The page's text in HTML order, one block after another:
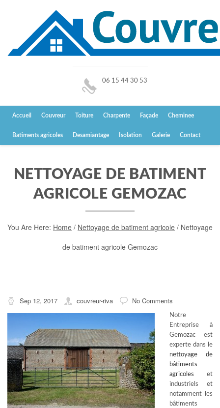
06 15 44 30 53
Accueil Couvreur Toiture Charpente Façade Cheminee
Batiments agricoles Desamiantage Isolation Galerie Contact
NETTOYAGE DE BATIMENT
AGRICOLE GEMOZAC
You Are Here: Home / Nettoyage de batiment agricole / Nettoyage
de batiment agricole Gemozac
Sep 12, 2017 couvreur-riva No Comments
Notre
Entreprise à
Gemozac est
experte dans le
nettoyage de
bâtiments
agricoles et
industriels et
notamment les
bâtiments